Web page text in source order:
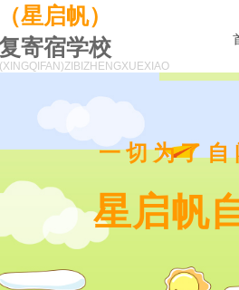
星启帆）
寄宿学校
ZIBIZHENGXUEXIAO
一切为了
星启帆